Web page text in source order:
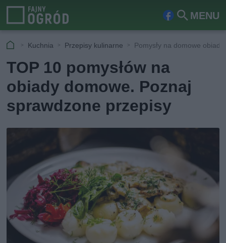
MENU
Fa
ook
Szu
kaj
Kuchnia Przepisy kulinarne Pomysły na domowe
TOP 10 pomysłów na
obiady domowe. Poznaj
sprawdzone przepisy